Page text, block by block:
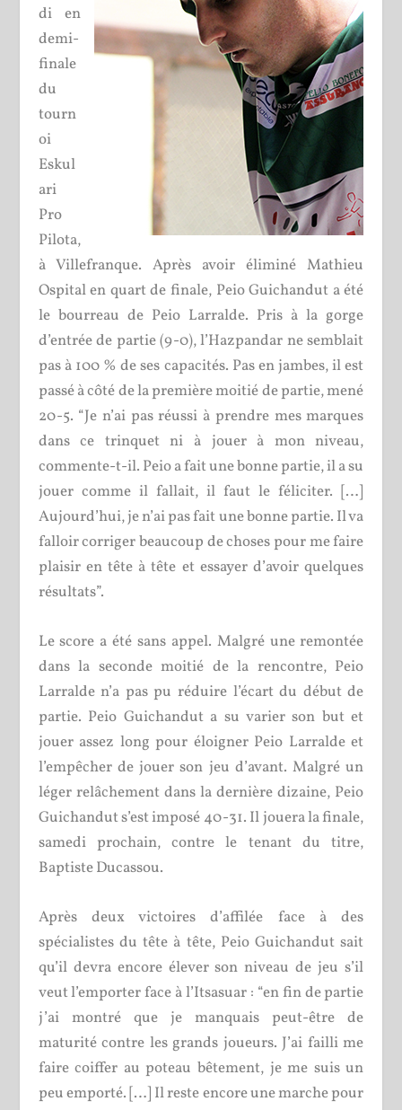
di en
demi-
finale
du
tourn
oi
Eskul
ari
Pro
Pilota,
à Villefranque. Après avoir éliminé Mathieu
Ospital en quart de finale, Peio Guichandut a été
le bourreau de Peio Larralde. Pris à la gorge
d’entrée de partie (9-0), l’Hazpandar ne semblait
pas à 100 % de ses capacités. Pas en jambes, il est
passé à côté de la première moitié de partie, mené
20-5. “Je n’ai pas réussi à prendre mes marques
dans ce trinquet ni à jouer à mon niveau,
commente-t-il. Peio a fait une bonne partie, il a su
jouer comme il fallait, il faut le féliciter. […]
Aujourd’hui, je n’ai pas fait une bonne partie. Il va
falloir corriger beaucoup de choses pour me faire
plaisir en tête à tête et essayer d’avoir quelques
résultats”.
Le score a été sans appel. Malgré une remontée
dans la seconde moitié de la rencontre, Peio
Larralde n’a pas pu réduire l’écart du début de
partie. Peio Guichandut a su varier son but et
jouer assez long pour éloigner Peio Larralde et
l’empêcher de jouer son jeu d’avant. Malgré un
léger relâchement dans la dernière dizaine, Peio
Guichandut s’est imposé 40-31. Il jouera la finale,
samedi prochain, contre le tenant du titre,
Baptiste Ducassou.
Après deux victoires d’affilée face à des
spécialistes du tête à tête, Peio Guichandut sait
qu’il devra encore élever son niveau de jeu s’il
veut l’emporter face à l’Itsasuar : “en fin de partie
j’ai montré que je manquais peut-être de
maturité contre les grands joueurs. J’ai failli me
faire coiffer au poteau bêtement, je me suis un
peu emporté. […] Il reste encore une marche pour